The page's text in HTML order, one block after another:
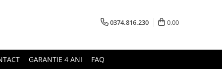
0374.816.230 0,00
GARANTIE 4 ANI FAQ